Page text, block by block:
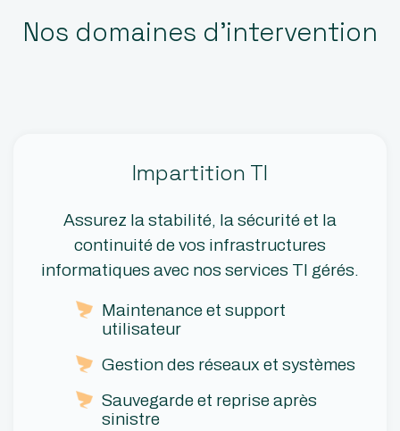
Nos domaines d’intervention
Impartition TI
Assurez la stabilité, la sécurité et la
continuité de vos infrastructures
informatiques avec nos services TI gérés.
Maintenance et support
utilisateur
Gestion des réseaux et systèmes
Sauvegarde et reprise après
sinistre